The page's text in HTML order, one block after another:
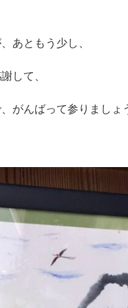
あともう少し、
して、
がんばって参りましょ